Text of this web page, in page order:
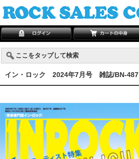
ここをタップして検索
イン・ロック 2024年7月号 雑誌/BN-487